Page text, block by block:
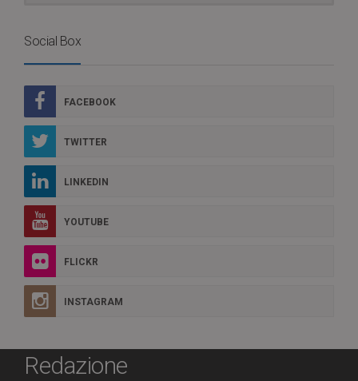
Social Box
FACEBOOK
TWITTER
LINKEDIN
YOUTUBE
FLICKR
INSTAGRAM
Redazione